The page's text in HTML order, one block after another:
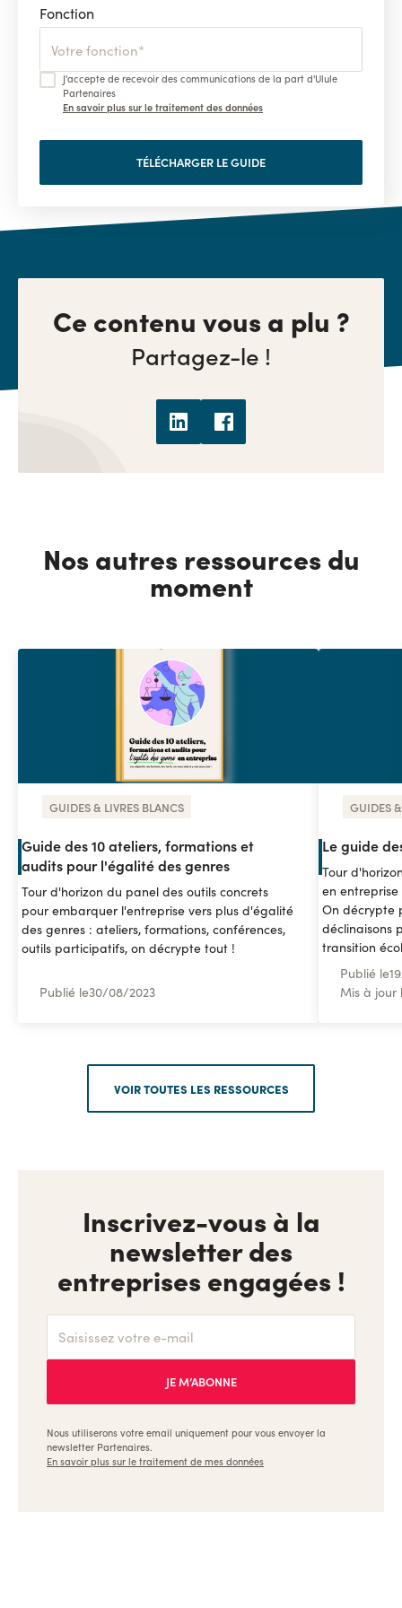
Fonction
J'accepte de recevoir des communications de la part d'Ulule
Partenaires
En savoir plus sur le traitement des données
Ce contenu vous a plu ?
Partagez-le !
Nos autres ressources du
moment
GUIDES & LIVRES BLANCS
Guide des 10 ateliers, formations et
audits pour l'égalité des genres
Tour d'horizon du panel des outils concrets
pour embarquer l'entreprise vers plus d'égalité
des genres : ateliers, formations, conférences,
outils participatifs, on décrypte tout !
Publié le30/08/2023
GUIDES
Le guide
Tour
en entreprise
On décrypte
déclinaisons
transition
Publié le19
Mis à jour
VOIR TOUTES LES RESSOURCES
Inscrivez-vous à la
newsletter des
entreprises engagées !
Nous utiliserons votre email uniquement pour vous envoyer la
newsletter Partenaires.
En savoir plus sur le traitement de mes données